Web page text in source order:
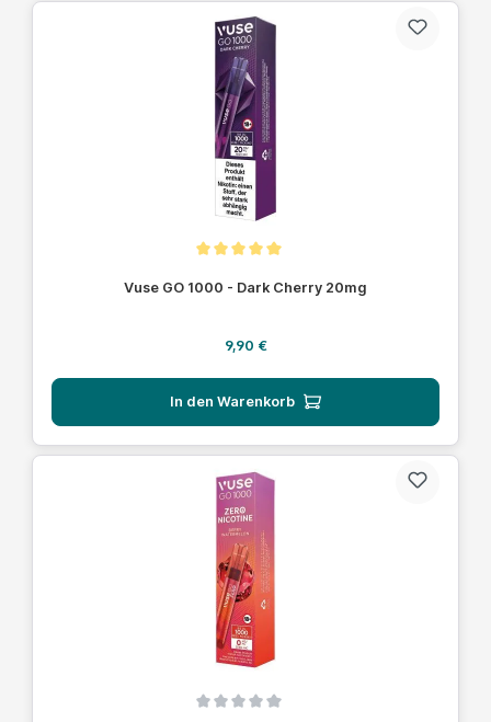
Vuse GO 1000 - Dark Cherry 20mg
Regulärer Preis:
9,90 €
In den Warenkorb